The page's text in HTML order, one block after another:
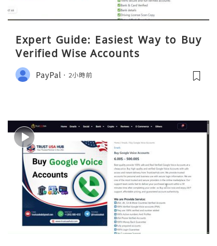
Expert Guide: Easiest Way to Buy
Verified Wise Accounts
PayPal 2小時前